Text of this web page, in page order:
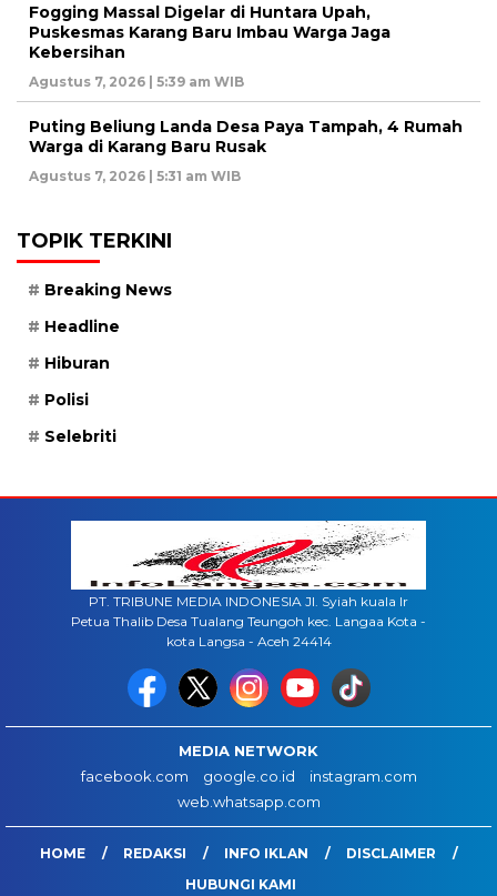
Fogging Massal Digelar di Huntara Upah,
Puskesmas Karang Baru Imbau Warga Jaga
Kebersihan
Agustus 7, 2026 | 5:39 am WIB
Puting Beliung Landa Desa Paya Tampah, 4 Rumah
Warga di Karang Baru Rusak
Agustus 7, 2026 | 5:31 am WIB
TOPIK TERKINI
Breaking News
Headline
Hiburan
Polisi
Selebriti
PT. TRIBUNE MEDIA INDONESIA Jl. Syiah kuala lr
Petua Thalib Desa Tualang Teungoh kec. Langaa Kota -
kota Langsa - Aceh 24414
MEDIA NETWORK
facebook.com
google.co.id
instagram.com
web.whatsapp.com
HOME REDAKSI INFO IKLAN
DISCLAIMER
HUBUNGI KAMI